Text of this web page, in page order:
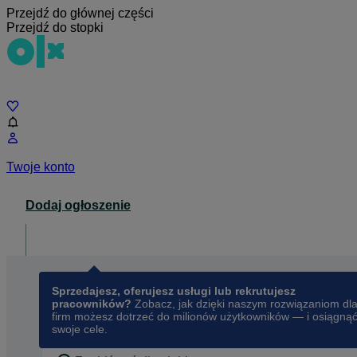
Przejdź do głównej części
Przejdź do stopki
Twoje konto
Dodaj ogłoszenie
Sprzedajesz, oferujesz usługi lub rekrutujesz
pracowników? Zobacz, jak dzięki naszym rozwiązaniom dla
firm możesz dotrzeć do milionów użytkowników — i osiągnąć
swoje cele.